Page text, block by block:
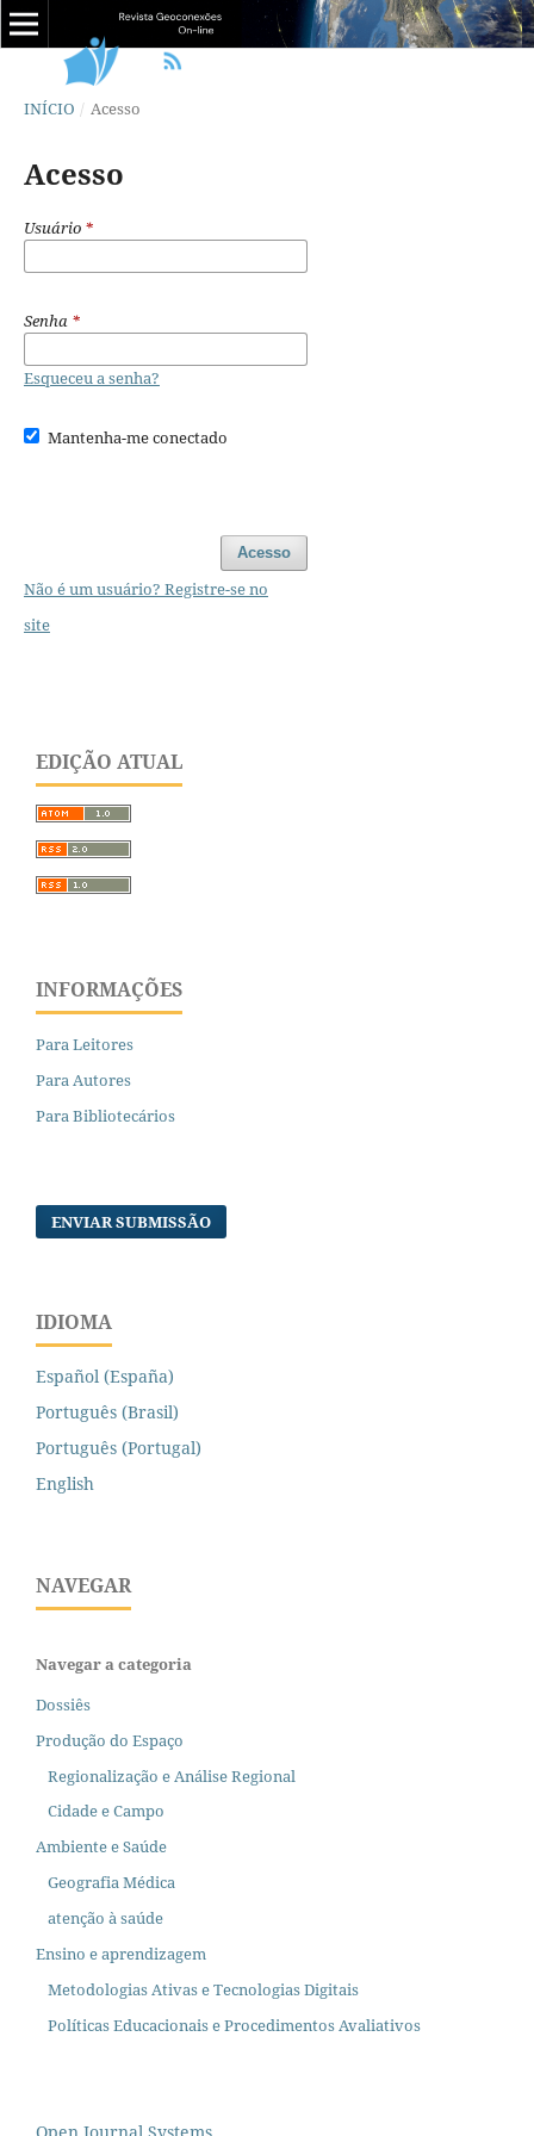
INÍCIO / Acesso
Acesso
Usuário *
Senha *
Esqueceu a senha?
Mantenha-me conectado
Acesso
Não é um usuário? Registre-se no
site
EDIÇÃO ATUAL
INFORMAÇÕES
Para Leitores
Para Autores
Para Bibliotecários
ENVIAR SUBMISSÃO
IDIOMA
Español (España)
Português (Brasil)
Português (Portugal)
English
NAVEGAR
Navegar a categoria
Dossiês
Produção do Espaço
Regionalização e Análise Regional
Cidade e Campo
Ambiente e Saúde
Geografia Médica
atenção à saúde
Ensino e aprendizagem
Metodologias Ativas e Tecnologias Digitais
Políticas Educacionais e Procedimentos Avaliativos